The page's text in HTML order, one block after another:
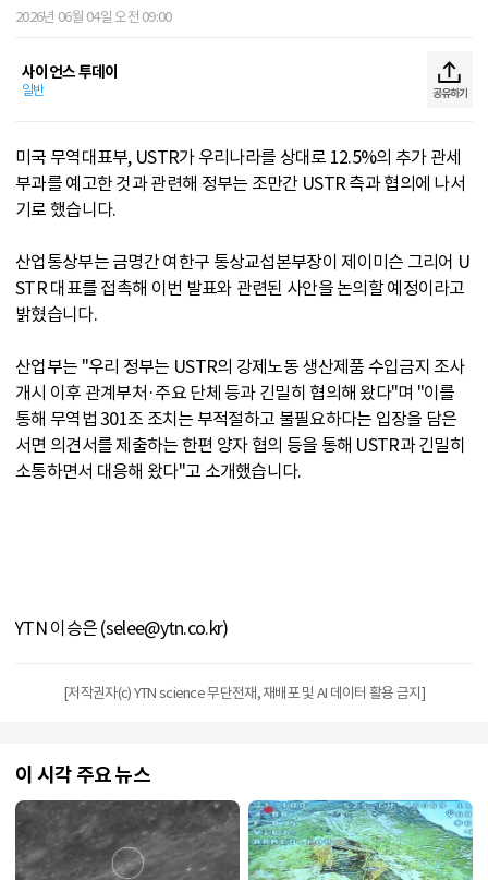
2026년 06월 04일 오전 09:00
사이언스 투데이
일반 공유하기
미국 무역대표부, USTR가 우리나라를 상대로 12.5%의 추가 관세
부과를 예고한 것과 관련해 정부는 조만간 USTR 측과 협의에 나서
기로 했습니다.
산업통상부는 금명간 여한구 통상교섭본부장이 제이미슨 그리어 U
STR 대표를 접촉해 이번 발표와 관련된 사안을 논의할 예정이라고
밝혔습니다.
산업부는 "우리 정부는 USTR의 강제노동 생산제품 수입금지 조사
개시 이후 관계부처·주요 단체 등과 긴밀히 협의해 왔다"며 "이를
통해 무역법 301조 조치는 부적절하고 불필요하다는 입장을 담은
서면 의견서를 제출하는 한편 양자 협의 등을 통해 USTR과 긴밀히
소통하면서 대응해 왔다"고 소개했습니다.
YTN 이승은 (selee@ytn.co.kr)
[저작권자(c) YTN science 무단전재, 재배포 및 AI 데이터 활용 금지]
이 시각 주요 뉴스